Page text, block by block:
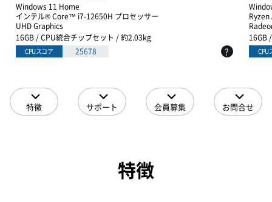
Windows 11 Home
インテル® Core™ i7-12650H プロセッサー
UHD Graphics
16GB / CPU統合チップセット / 約2.03kg
CPUスコア 25678 ?
16GB
CPU
特徴 サポート 会員募集 お問合せ
特徴